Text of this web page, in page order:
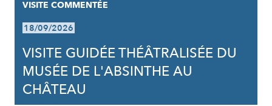
VISITE COMMENTÉE
18/09/2026
VISITE GUIDÉE THÉÂTRALISÉE DU
MUSÉE DE L'ABSINTHE AU
CHÂTEAU